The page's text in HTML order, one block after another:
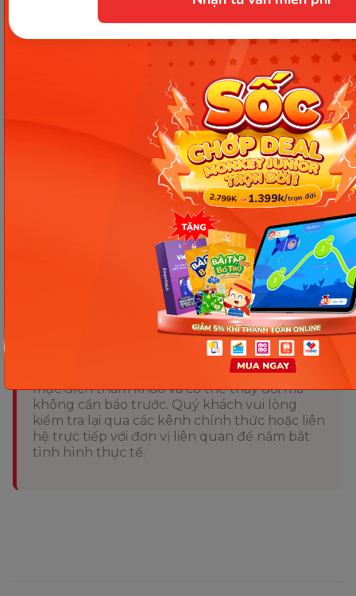
Đặc biệt trong ba tháng đầu rất dễ sảy thai. Vì thế
không chỉ mẹ bầu mà người bố cũng cần chú ý các
đặc điểm sức khỏe của con. Nếu có bất thường xảy
ra phải đến ngay các trung tâm y tế gần nhất để
nhận được thăm khám kịp thời.
Vừa rồi là những hướng dẫn chi tiết của Monkey về
thai giáo tháng thứ 2. Nhìn
chung các phương pháp ở tháng thai kỳ thứ 2 này
khá đơn giản và dễ thực hành. Bên cạnh đó, mẹ
bầu hãy lưu ý một vài điểm để có thể áp dụng thai
giáo hiệu quả cho con nhé!
Chia sẻ ngay
Thông tin trong bài viết được tổng hợp nhằm
mục đích tham khảo và có thể thay đổi mà
không cần báo trước. Quý khách vui lòng
kiểm tra lại qua các kênh chính thức hoặc liên
hệ trực tiếp với đơn vị liên quan để nắm bắt
tình hình thực tế.